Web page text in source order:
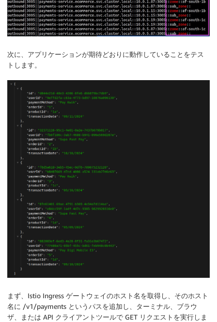
        labelSelector:
          matchLabels:
            app: payments
      containers:
        image:
"lukondefmwila/ecommerce-
        readinessProbe:
            path: /v1/payments
            port:
3005
          initialDelaySeconds:
          periodSeconds:
        ports:
        - containerPort:
3005
        resources:
          requests:
            cpu:
"1"
            memory:
次に、アプリケーションが期待どおりに動作していることをテス
トします。
まず、Istio Ingress ゲートウェイのホスト名を取得し、そのホスト
名に /v1/payments というパスを追加し、ターミナル、ブラウ
ザ、または API クライアントツールで GET リクエストを実行しま